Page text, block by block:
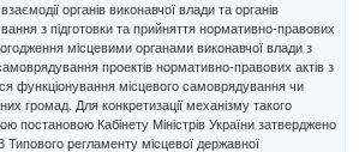
органів виконавчої влади та органів
з підготовки та прийняття нормативно-правових
місцевими органами виконавчої влади з
проектів нормативно-правових актів з
функціонування місцевого самоврядування чи
громад. Для конкретизації механізму такого
постановою Кабінету Міністрів України затверджено
Типового регламенту місцевої державної